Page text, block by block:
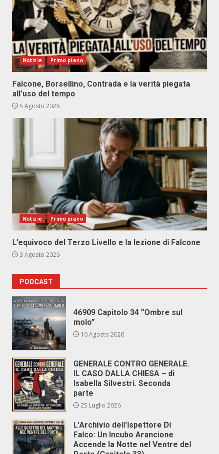
Notizie Primo piano
Falcone, Borsellino, Contrada e la verità piegata
all’uso del tempo
5 Agosto 2026
Notizie Primo piano
L’equivoco del Terzo Livello e la lezione di Falcone
3 Agosto 2026
PODCAST
46909 Capitolo 34 “Ombre sul
molo”
10 Agosto 2026
GENERALE CONTRO GENERALE.
IL CASO DALLA CHIESA – di
Isabella Silvestri. Seconda
parte
25 Luglio 2026
L’Archivio dell’Ispettore Di
Falco: Un Incubo Arancione
Accende la Notte nel Ventre del